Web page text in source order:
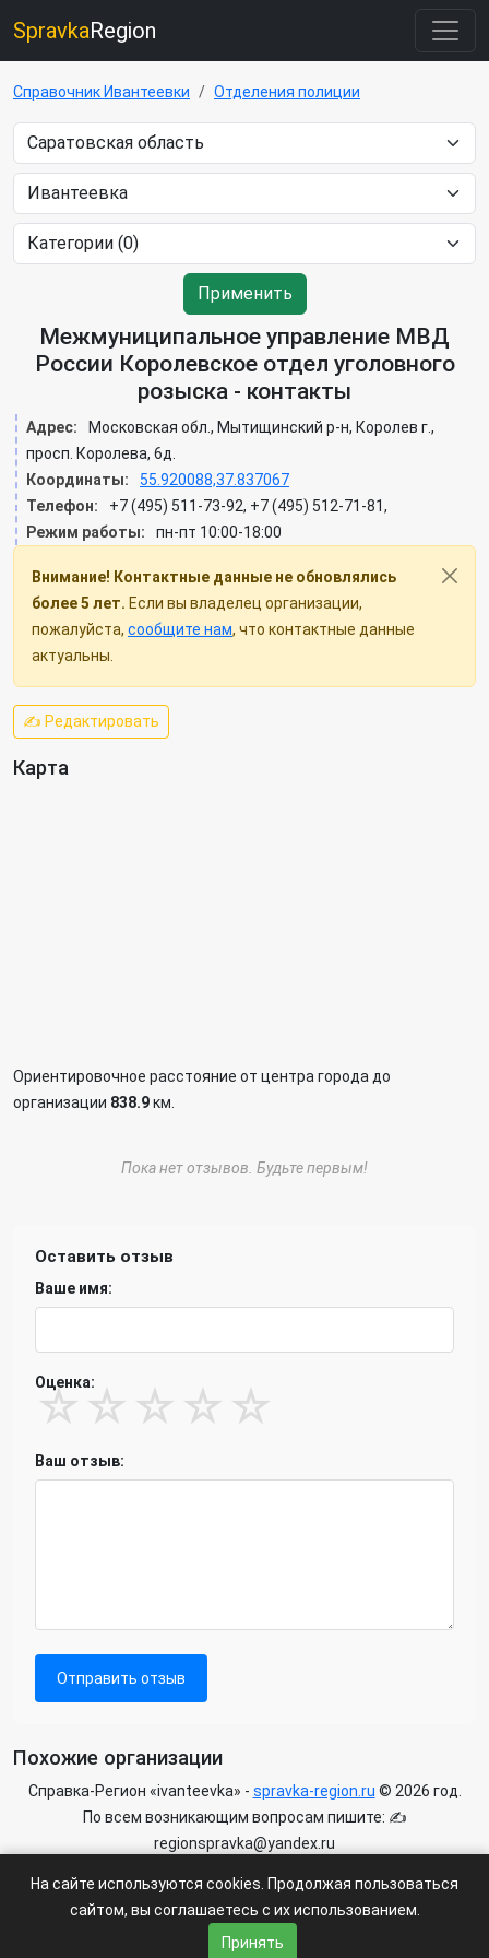
SpravkaRegion
Справочник Ивантеевки Отделения полиции
Применить
Межмуниципальное управление МВД
России Королевское отдел уголовного
розыска - контакты
Адрес:
Московская обл., Мытищинский р-н, Королев г.,
просп. Королева, 6д.
Координаты:
55.920088,37.837067
Телефон:
+7 (495) 511-73-92, +7 (495) 512-71-81,
Режим работы:
пн-пт 10:00-18:00
Внимание! Контактные данные не обновлялись
более 5 лет. Если вы владелец организации,
пожалуйста, сообщите нам, что контактные данные
актуальны.
✍ Редактировать
Карта
Ориентировочное расстояние от центра города до
организации 838.9км.
Пока нет отзывов. Будьте первым!
Оставить отзыв
Ваше имя:
Оценка:
☆ ☆ ☆ ☆ ☆
Ваш отзыв:
Отправить отзыв
Похожие организации
Справка-Регион «ivanteevka» - spravka-region.ru © 2026 год.
По всем возникающим вопросам пишите: ✍
regionspravka@yandex.ru
ограничения 6+.
Пользовательское соглашение|Политика конфиденциальности
На сайте используются cookies. Продолжая пользоваться
сайтом, вы соглашаетесь с их использованием.
Принять